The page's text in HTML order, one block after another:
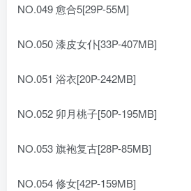
NO.049 愈合5[29P-55M]
NO.050 漆皮女仆[33P-407MB]
NO.051 浴衣[20P-242MB]
NO.052 卯月桃子[50P-195MB]
NO.053 旗袍复古[28P-85MB]
NO.054 修女[42P-159MB]